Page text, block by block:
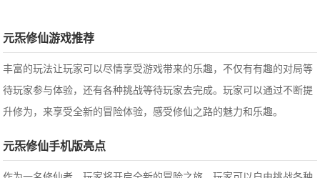
元炁修仙游戏推荐
丰富的玩法让玩家可以尽情享受游戏带来的乐趣，不仅有有趣的对局等
待玩家参与体验，还有各种挑战等待玩家去完成。玩家可以通过不断提
升修为，来享受全新的冒险体验，感受修仙之路的魅力和乐趣。
元炁修仙手机版亮点